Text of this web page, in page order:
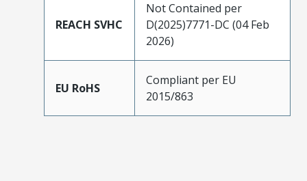
REACH SVHC
Not Contained per
D(2025)7771-DC (04 Feb
2026)
EU RoHS
Compliant per EU
2015/863